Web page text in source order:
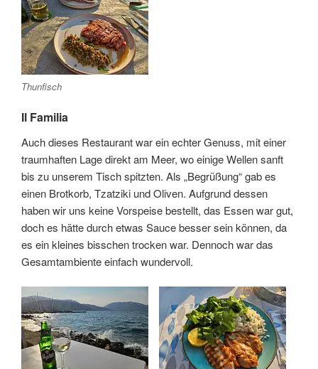
Thunfisch
Il Familia
Auch dieses Restaurant war ein echter Genuss, mit einer
traumhaften Lage direkt am Meer, wo einige Wellen sanft
bis zu unserem Tisch spitzten. Als „Begrüßung“ gab es
einen Brotkorb, Tzatziki und Oliven. Aufgrund dessen
haben wir uns keine Vorspeise bestellt, das Essen war gut,
doch es hätte durch etwas Sauce besser sein können, da
es ein kleines bisschen trocken war. Dennoch war das
Gesamtambiente einfach wundervoll.